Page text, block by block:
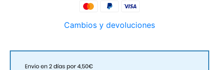
Cambios y devoluciones